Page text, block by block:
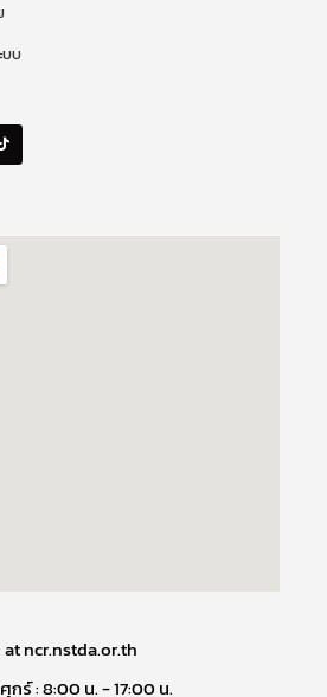
บ
ncr.nstda.or.th
กร์ : 8:00 น. - 17:00 น.